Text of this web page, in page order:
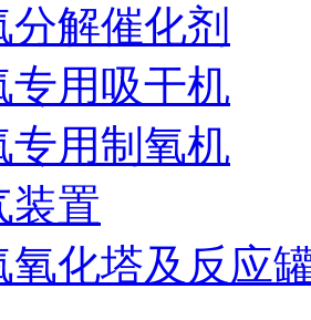
分解催化剂
专用吸干机
专用制氧机
装置
氧化塔及反应